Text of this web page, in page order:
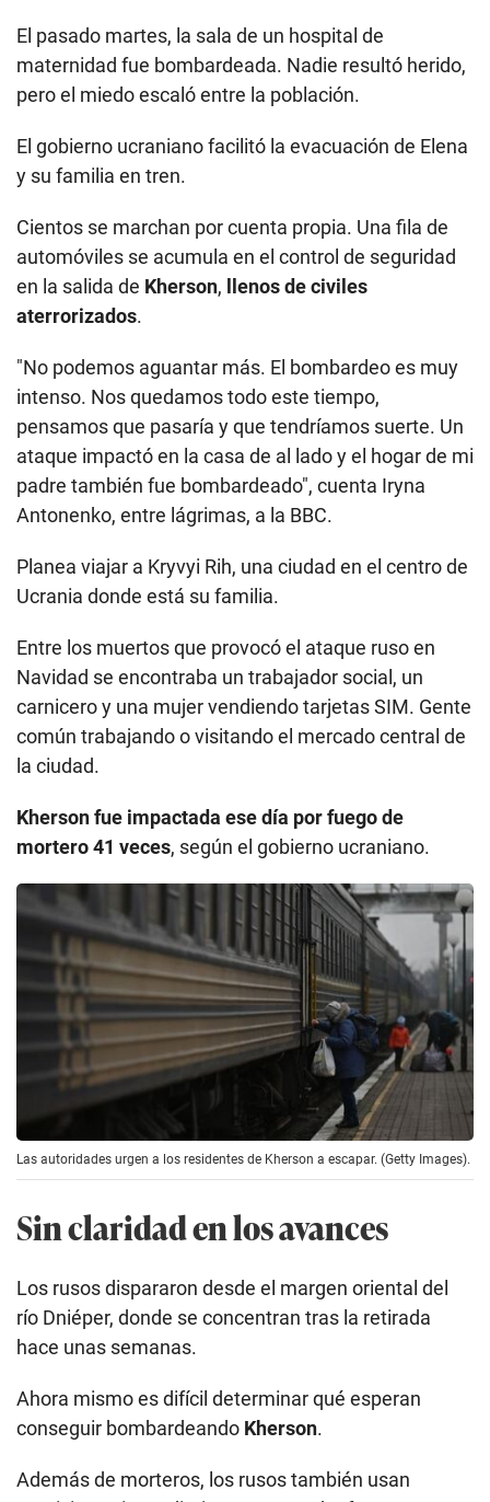
El pasado martes, la sala de un hospital de
maternidad fue bombardeada. Nadie resultó herido,
pero el miedo escaló entre la población.
El gobierno ucraniano facilitó la evacuación de Elena
y su familia en tren.
Cientos se marchan por cuenta propia. Una fila de
automóviles se acumula en el control de seguridad
en la salida de Kherson,
llenos de civiles
aterrorizados.
"No podemos aguantar más. El bombardeo es muy
intenso. Nos quedamos todo este tiempo,
pensamos que pasaría y que tendríamos suerte. Un
ataque impactó en la casa de al lado y el hogar de mi
padre también fue bombardeado", cuenta Iryna
Antonenko, entre lágrimas, a la BBC.
Planea viajar a Kryvyi Rih, una ciudad en el centro de
Ucrania donde está su familia.
Entre los muertos que provocó el ataque ruso en
Navidad se encontraba un trabajador social, un
carnicero y una mujer vendiendo tarjetas SIM. Gente
común trabajando o visitando el mercado central de
la ciudad.
Kherson fue impactada ese día por fuego de
mortero 41 veces, según el gobierno ucraniano.
Las autoridades urgen a los residentes de Kherson a escapar. (Getty Images).
Sin claridad en los avances
Los rusos dispararon desde el margen oriental del
río Dniéper, donde se concentran tras la retirada
hace unas semanas.
Ahora mismo es difícil determinar qué esperan
conseguir bombardeando Kherson.
Además de morteros, los rusos también usan